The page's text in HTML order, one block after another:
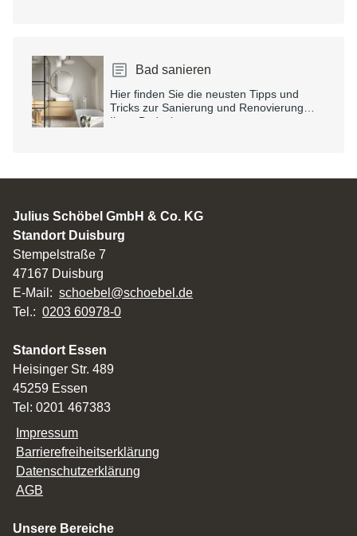
Bad sanieren
Hier finden Sie die neusten Tipps und
Tricks zur Sanierung und Renovierung
Ihres Badezimmers.
Julius Schöbel GmbH & Co. KG
Standort Duisburg
Stempelstraße 7
47167 Duisburg
E-Mail: schoebel@schoebel.de
Tel.: 0203 60978-0
Standort Essen
Heisinger Str. 489
45259 Essen
Tel: 0201 467383
Impressum
Barrierefreiheitserklärung
Datenschutzerklärung
AGB
Unsere Bereiche